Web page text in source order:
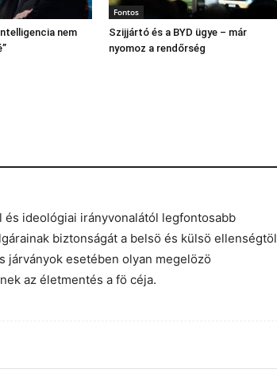
nem
Fontos
Szijjártó és a BYD ügye – már
nyomoz a rendőrség
ideológiai irányvonalától legfontosabb
biztonságát a belsö és külsö ellenségtöl
járványok esetében olyan megelözö
az életmentés a fö céja.